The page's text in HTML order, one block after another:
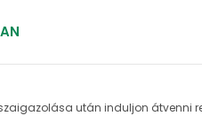
után induljon átvenni